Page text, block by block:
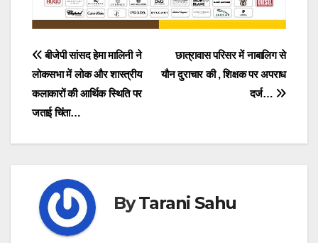
Post
navigation
छात्रावास परिसर में नाबालिग से
यौन दुराचार की , शिक्षक पर अपराध
दर्ज…
बीजेपी सांसद हेमा मालिनी ने
लोकसभा में लोक और शास्त्रीय
कलाकारों की आर्थिक स्थिति पर
जताई चिंता…
ByTarani Sahu